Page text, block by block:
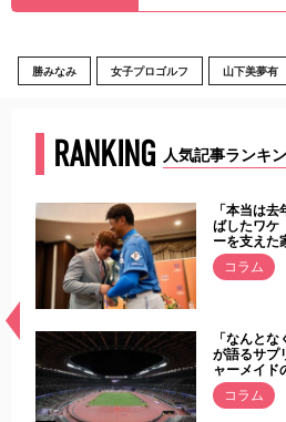
勝みなみ 女子プロゴルフ 山下美夢有
RANKING 人気記事ランキ
常
「本当は
ばしたワ
ーを支えた
コラム
「なんと
が語るサプ
ャーメイド
コラム